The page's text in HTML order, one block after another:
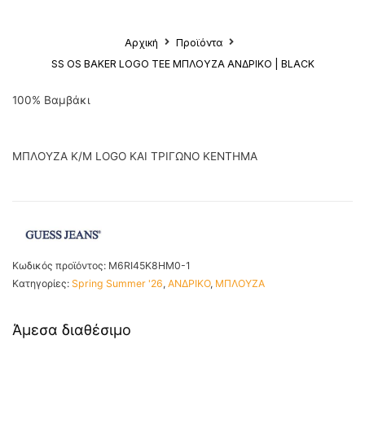
Αρχική
Προϊόντα
SS OS BAKER LOGO TEE ΜΠΛΟΥΖΑ ΑΝΔΡΙΚΟ | BLACK
100% Βαμβάκι
ΜΠΛΟΥΖΑ Κ/Μ LOGO ΚΑΙ ΤΡΙΓΩΝΟ ΚΕΝΤΗΜΑ
Κωδικός προϊόντος: M6RI45K8HM0-1
Κατηγορίες: Spring Summer '26, ΑΝΔΡΙΚΟ, ΜΠΛΟΥΖΑ
Άμεσα διαθέσιμο